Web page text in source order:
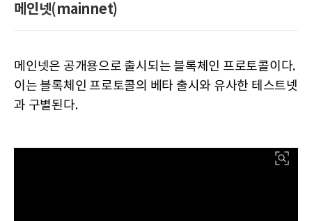
메인넷(mainnet)
메인넷은 공개용으로 출시되는 블록체인 프로토콜이다.
이는 블록체인 프로토콜의 베타 출시와 유사한 테스트넷
과 구별된다.